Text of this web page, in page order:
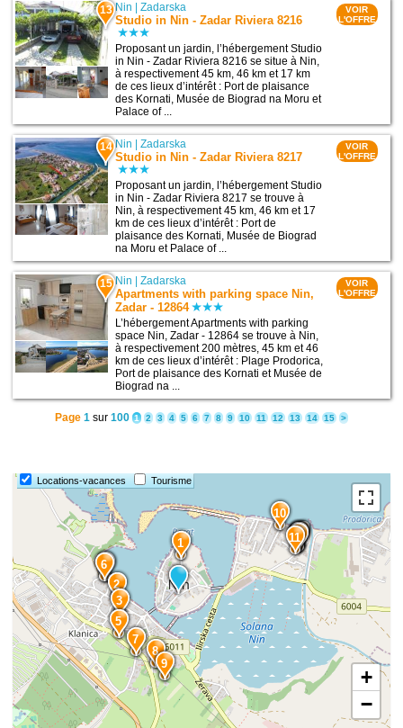
13 Nin |Zadarska
Studio in Nin - Zadar Riviera 8216
Proposant un jardin, l’hébergement Studio
in Nin - Zadar Riviera 8216 se situe à Nin,
à respectivement 45 km, 46 km et 17 km
de ces lieux d’intérêt : Port de plaisance
des Kornati, Musée de Biograd na Moru et
Palace of ...
VOIR
L'OFFRE
14 Nin |Zadarska
Studio in Nin - Zadar Riviera 8217
Proposant un jardin, l’hébergement Studio
in Nin - Zadar Riviera 8217 se trouve à
Nin, à respectivement 45 km, 46 km et 17
km de ces lieux d’intérêt : Port de
plaisance des Kornati, Musée de Biograd
na Moru et Palace of ...
VOIR
L'OFFRE
15 Nin |Zadarska
Apartments with parking space Nin,
Zadar - 12864
L’hébergement Apartments with parking
space Nin, Zadar - 12864 se trouve à Nin,
à respectivement 200 mètres, 45 km et 46
km de ces lieux d’intérêt : Plage Prodorica,
Port de plaisance des Kornati et Musée de
Biograd na ...
VOIR
L'OFFRE
Page 1 sur 100 1 2 3 4 5 6 7 8 9 10 11 12 13 14 15 >
Locations-vacances Tourisme
15
14
13
12
11
10
9
8
7
6
5
4
3
2
1
+
−